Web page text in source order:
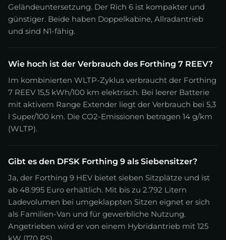
Geländeuntersetzung. Der Rich 6 ist kompakter und
günstiger. Beide haben Doppelkabine, Allradantrieb
und sind N1-fähig.
Wie hoch ist der Verbrauch des Forthing 7 REEV?
Im kombinierten WLTP-Zyklus verbraucht der Forthing
7 REEV 15,5 kWh/100 km elektrisch. Bei leerer Batterie
mit aktivem Range Extender liegt der Verbrauch bei 5,3
l Super/100 km. Die CO2-Emissionen betragen 14 g/km
(WLTP).
Gibt es den DFSK Forthing 9 als Siebensitzer?
Ja, der Forthing 9 HEV bietet sieben Sitzplätze und ist
ab 48.995 Euro erhältlich. Mit bis zu 2.792 Litern
Ladevolumen bei umgeklappten Sitzen eignet er sich
als Familien-Van und für gewerbliche Nutzung.
Angetrieben wird er von einem Hybridantrieb mit 125